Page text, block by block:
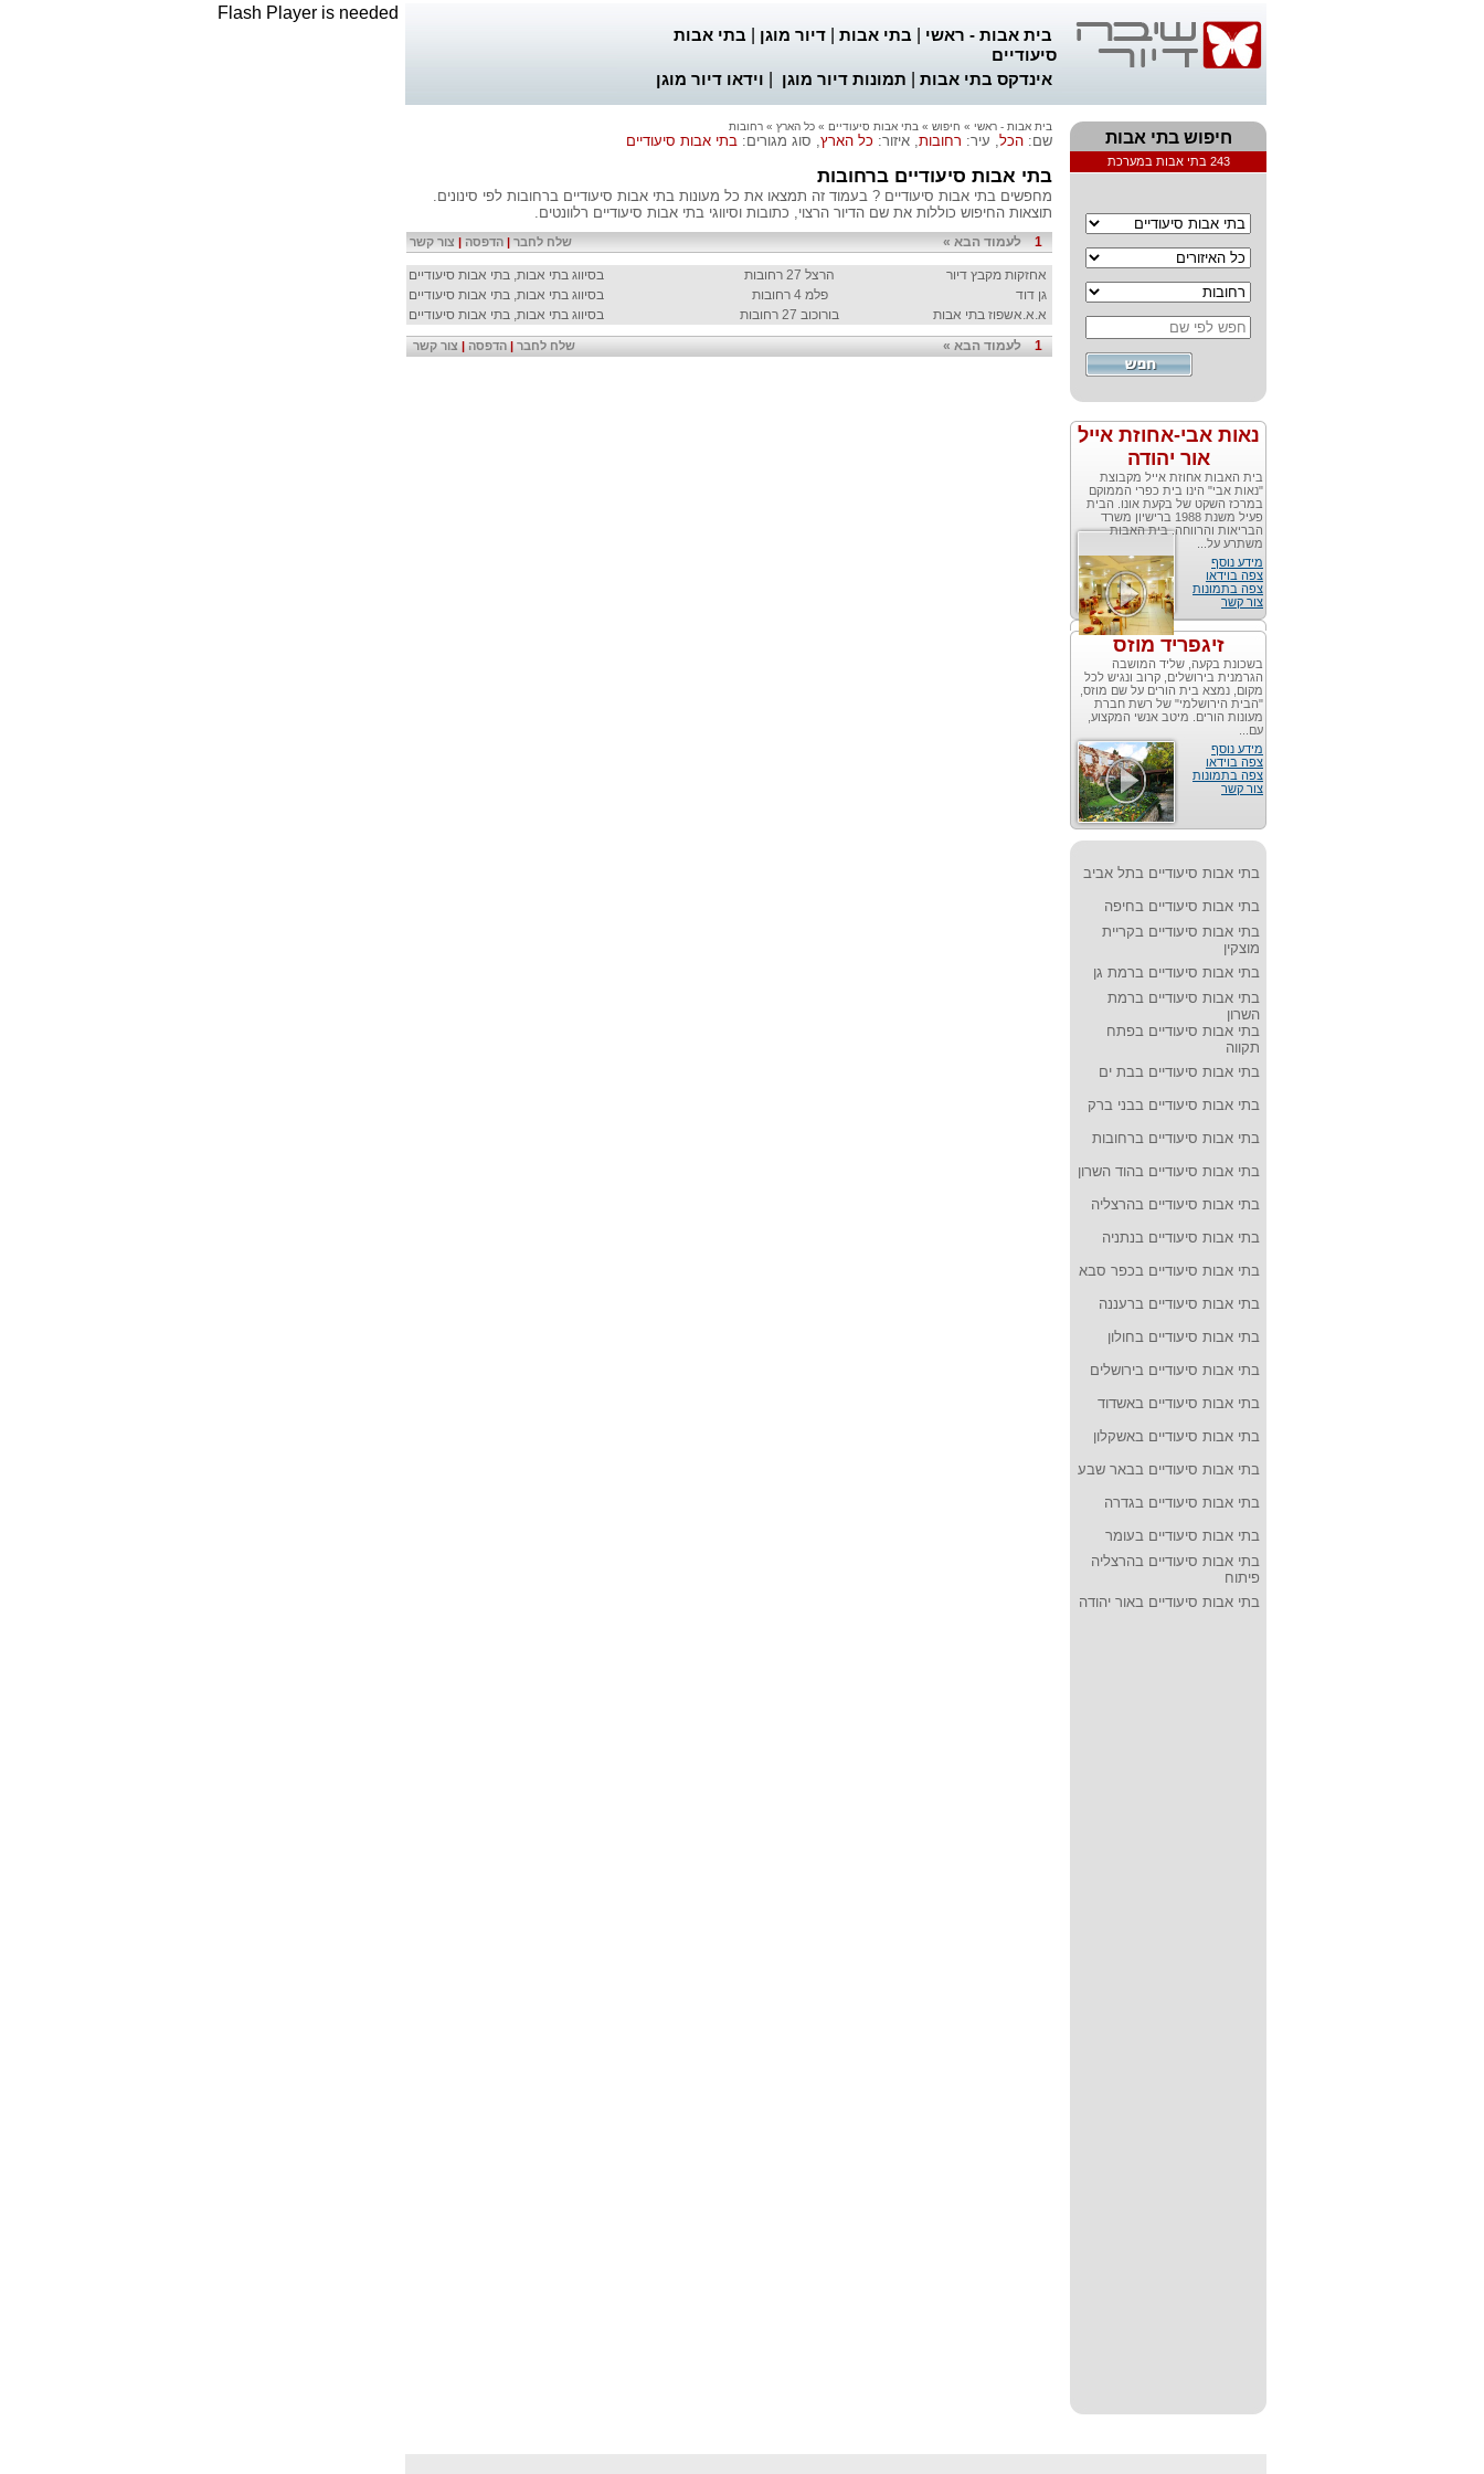
Flash Player is needed
בית אבות - ראשי
בתי אבות דיור מוגן
בתי אבות
סיעודיים
אינדקס בתי אבות
תמונות דיור מוגן וידאו דיור מוגן
חיפוש בתי אבות
243 בתי אבות במערכת
נאות אבי-אחוזת אייל
אור יהודה
בית האבות אחוזת אייל מקבוצת
"נאות אבי" הינו בית כפרי הממוקם
במרכז השקט של בקעת אונו. הבית
פעיל משנת 1988 ברישיון משרד
הבריאות והרווחה. בית האבות
משתרע על...
מידע נוסף
צפה בוידאו
צפה בתמונות
צור קשר
זיגפריד מוזס
בשכונת בקעה, שליד המושבה
הגרמנית בירושלים, קרוב ונגיש לכל
מקום, נמצא בית הורים על שם מוזס,
"הבית הירושלמי" של רשת חברת
מעונות הורים. מיטב אנשי המקצוע,
עם...
מידע נוסף
צפה בוידאו
צפה בתמונות
צור קשר
בתי אבות סיעודיים בתל אביב
בתי אבות סיעודיים בחיפה
בתי אבות סיעודיים בקריית
מוצקין
בתי אבות סיעודיים ברמת גן
בתי אבות סיעודיים ברמת
השרון
בתי אבות סיעודיים בפתח
תקווה
בתי אבות סיעודיים בבת ים
בתי אבות סיעודיים בבני ברק
בתי אבות סיעודיים ברחובות
בתי אבות סיעודיים בהוד השרון
בתי אבות סיעודיים בהרצליה
בתי אבות סיעודיים בנתניה
בתי אבות סיעודיים בכפר סבא
בתי אבות סיעודיים ברעננה
בתי אבות סיעודיים בחולון
בתי אבות סיעודיים בירושלים
בתי אבות סיעודיים באשדוד
בתי אבות סיעודיים באשקלון
בתי אבות סיעודיים בבאר שבע
בתי אבות סיעודיים בגדרה
בתי אבות סיעודיים בעומר
בתי אבות סיעודיים בהרצליה
פיתוח
בתי אבות סיעודיים באור יהודה
בית אבות - ראשי » חיפוש » בתי אבות סיעודיים » כל הארץ » רחובות
שם: הכל, עיר: רחובות, איזור: כל הארץ, סוג מגורים: בתי אבות סיעודיים
בתי אבות סיעודיים ברחובות
מחפשים בתי אבות סיעודיים ? בעמוד זה תמצאו את כל מעונות בתי אבות סיעודיים ברחובות לפי סינונים.
תוצאות החיפוש כוללות את שם הדיור הרצוי, כתובות וסיווגי בתי אבות סיעודיים רלוונטים.
1 לעמוד הבא » שלח לחבר | הדפסה | צור קשר
אחזקות מקבץ דיור הרצל 27 רחובות
בסיווג בתי אבות, בתי אבות סיעודיים
גן דוד
פלמ 4 רחובות
בסיווג בתי אבות, בתי אבות סיעודיים
א.א.אשפוז בתי אבות
בורוכוב 27 רחובות
בסיווג בתי אבות, בתי אבות סיעודיים
1
לעמוד הבא » שלח לחבר | הדפסה | צור קשר